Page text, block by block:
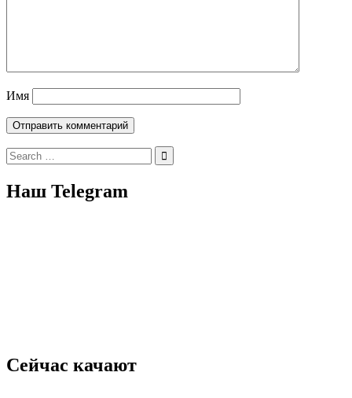
Имя
Search
for:
Наш Telegram
Сейчас качают